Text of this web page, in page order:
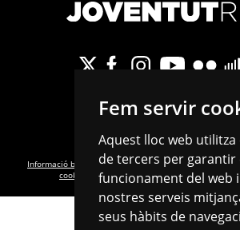
Fem servir
Aquest lloc web
de tercers per garantir
funcionament del web
nostres serveis
seus hàbits de
C/de Castellvell, 24 · 43202 ·
info.joventut@reus.cat
Informació bàsica RGPD·Política de privacitat ·
cookies
Avís legal·Transparència·